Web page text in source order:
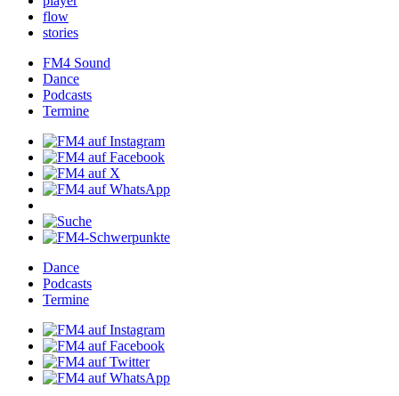
flow
stories
FM4Sound
Dance
Podcasts
Termine
Dance
Podcasts
Termine